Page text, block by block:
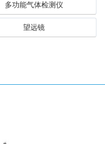
多功能气体检测仪
望远镜